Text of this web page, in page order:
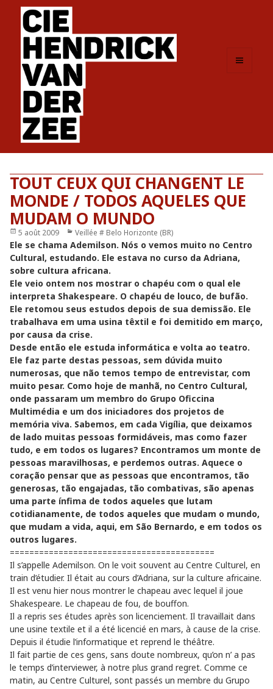
TOUT CEUX QUI CHANGENT LE
MONDE / TODOS AQUELES QUE
MUDAM O MUNDO
Publié
le
5 août 2009 Catégories
Veillée # Belo Horizonte (BR)
Ele se chama Ademilson. Nós o vemos muito no Centro
Cultural, estudando. Ele estava no curso da Adriana,
sobre cultura africana.
Ele veio ontem nos mostrar o chapéu com o qual ele
interpreta Shakespeare. O chapéu de louco, de bufão.
Ele retomou seus estudos depois de sua demissão. Ele
trabalhava em uma usina têxtil e foi demitido em março,
por causa da crise.
Desde então ele estuda informática e volta ao teatro.
Ele faz parte destas pessoas, sem dúvida muito
numerosas, que não temos tempo de entrevistar, com
muito pesar. Como hoje de manhã, no Centro Cultural,
onde passaram um membro do Grupo Oficcina
Multimédia e um dos iniciadores dos projetos de
memória viva. Sabemos, em cada Vigília, que deixamos
de lado muitas pessoas formidáveis, mas como fazer
tudo, e em todos os lugares? Encontramos um monte de
pessoas maravilhosas, e perdemos outras. Aquece o
coração pensar que as pessoas que encontramos, tão
generosas, tão engajadas, tão combativas, são apenas
uma parte ínfima de todos aqueles que lutam
cotidianamente, de todos aqueles que mudam o mundo,
que mudam a vida, aqui, em São Bernardo, e em todos os
outros lugares.
==========================================
Il s’appelle Ademilson. On le voit souvent au Centre Culturel, en
train d’étudier. Il était au cours d’Adriana, sur la culture africaine.
Il est venu hier nous montrer le chapeau avec lequel il joue
Shakespeare. Le chapeau de fou, de bouffon.
Il a repris ses études après son licenciement. Il travaillait dans
une usine textile et il a été licencié en mars, à cause de la crise.
Depuis il étudie l’informatique et reprend le théâtre.
Il fait partie de ces gens, sans doute nombreux, qu’on n’ a pas
le temps d’interviewer, à notre plus grand regret. Comme ce
matin, au Centre Culturel, sont passés un membre du Grupo